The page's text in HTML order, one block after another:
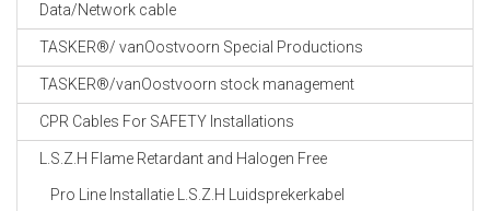
Data/Network cable
TASKER®/ vanOostvoorn Special Productions
TASKER®/vanOostvoorn stock management
CPR Cables For SAFETY Installations
L.S.Z.H Flame Retardant and Halogen Free
Pro Line Installatie L.S.Z.H Luidsprekerkabel